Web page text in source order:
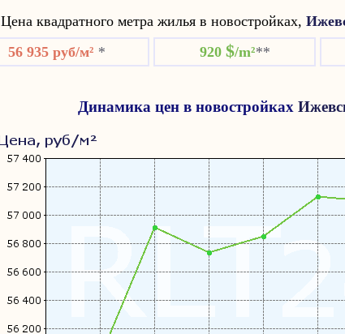
Цена квадратного метра жилья в новостройках,
56 935 руб/м² * 920 $/m²**
Динамика цен в новостройках